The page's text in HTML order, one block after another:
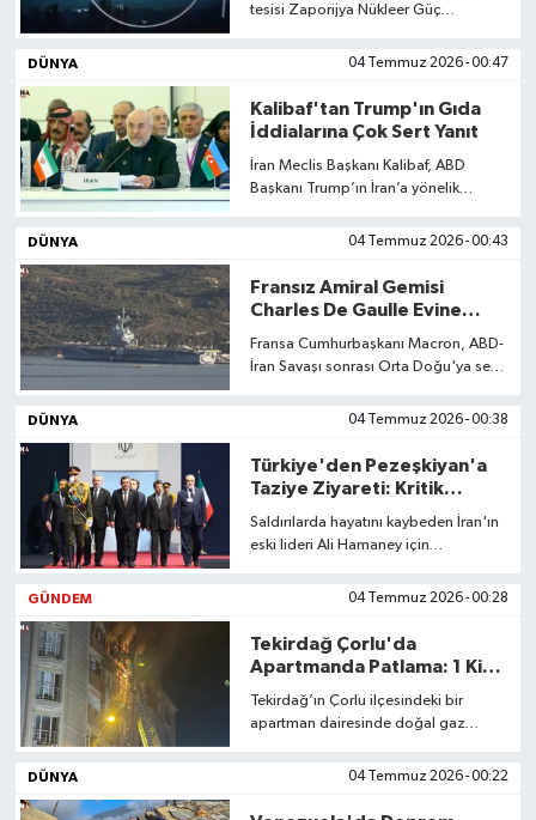
tesisi Zaporijya Nükleer Güç
dış elektrik kaynağını kaybettiğini
DÜNYA 04 Temmuz 2026 - 00:47
Kalibaf'tan Trump'ın Gıda
İddialarına Çok Sert Yanıt
İran Meclis Başkanı Kalibaf, ABD
Başkanı Trump’ın İran’a yönelik
"Önce kendi ülkenizdeki 40 milyon
gösterdi.
DÜNYA 04 Temmuz 2026 - 00:43
Fransız Amiral Gemisi
Charles De Gaulle Evine
Fransa Cumhurbaşkanı Macron, ABD-
İran Savaşı sonrası Orta Doğu'ya sevk
Gaulle'ün Toulon Limanı'na
DÜNYA 04 Temmuz 2026 - 00:38
Türkiye'den Pezeşkiyan'a
Taziye Ziyareti: Kritik
Saldırılarda hayatını kaybeden İran'ın
eski lideri Ali Hamaney için
Cumhurbaşkanı Yardımcısı Cevdet
GÜNDEM 04 Temmuz 2026 - 00:28
Tekirdağ Çorlu'da
Apartmanda Patlama: 1 Kişi
Tekirdağ’ın Çorlu ilçesindeki bir
apartman dairesinde doğal gaz
ardından çıkan yangında 1 kişi
DÜNYA 04 Temmuz 2026 - 00:22